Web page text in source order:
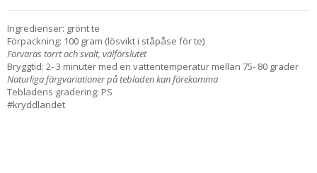
Ingredienser: grönt te
Förpackning: 100 gram (lösvikt i ståpåse för te)
Förvaras torrt och svalt, välförslutet
Bryggtid: 2- 3 minuter med en vattentemperatur mellan 75- 80 grader
Naturliga färgvariationer på tebladen kan förekomma
Tebladens gradering: PS
#kryddlandet